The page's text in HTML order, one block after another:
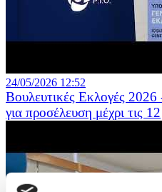
24/05/2026 12:52
Βουλευτικές Εκλογές
για προσέλευση μέχρι τις 12